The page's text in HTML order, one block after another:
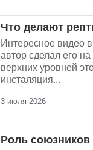
Что делают
Интересное видео
автор сделал его
верхних уровней
инсталяция...
3 июля 2026
Роль